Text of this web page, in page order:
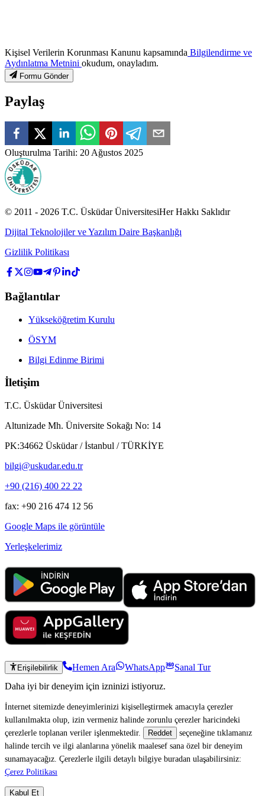
Kişisel Verilerin Korunması Kanunu kapsamında Bilgilendirme ve
Aydınlatma Metnini okudum, onayladım.
Formu Gönder
Paylaş
Oluşturulma Tarihi: 20 Ağustos 2025
© 2011 - 2026 T.C. Üsküdar ÜniversitesiHer Hakkı Saklıdır
Dijital Teknolojiler ve Yazılım Daire Başkanlığı
Gizlilik Politikası
Bağlantılar
Yükseköğretim Kurulu
ÖSYM
Bilgi Edinme Birimi
İletişim
T.C. Üsküdar Üniversitesi
Altunizade Mh. Üniversite Sokağı No: 14
PK:34662 Üsküdar / İstanbul / TÜRKİYE
bilgi@uskudar.edu.tr
+90 (216) 400 22 22
fax: +90 216 474 12 56
Google Maps ile görüntüle
Yerleşkelerimiz
Erişilebilirlik Hemen Ara WhatsApp
Sanal Tur
Daha iyi bir deneyim için izninizi istiyoruz.
İnternet sitemizde deneyimlerinizi kişiselleştirmek amacıyla çerezler
kullanılmakta olup, izin vermeniz halinde zorunlu çerezler haricindeki
çerezlerle toplanan veriler işlenmektedir.
Reddet
seçeneğine tıklamanız
halinde tercih ve ilgi alanlarına yönelik maalesef sana özel bir deneyim
sunamayacağız. Çerezlerle ilgili detaylı bilgiye buradan ulaşabilirsiniz:
Çerez Politikası
Kabul Et